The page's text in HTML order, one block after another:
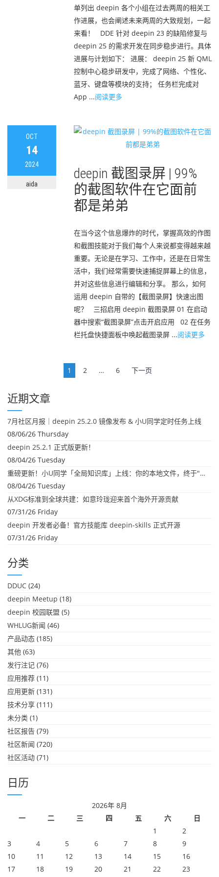
单列出 deepin 各个小组在过去两周的相关工
作进展，也会阐述未来两周的大致规划，一起
来看！ DDE 针对 deepin 23 的缺陷修复与
deepin 25 的需求开发在同步稳步进行。具体
进展与计划如下： 进展： deepin 25 新 QML
控制中心稳步研发中，完成了网络、个性化、
蓝牙、键盘等模块的支持； 任务栏完成对
App ...阅读更多
OCT
14
2024
aida
deepin 截图录屏 | 99%
的截图软件在它面前
都是弟弟
在当今这个信息爆炸的时代，掌握高效的作图
和截图技能对于我们每个人来说都变得越来越
重要。无论是在学习、工作中，还是在日常生
活中，我们经常需要快速捕捉屏幕上的信息，
并对这些信息进行编辑和分享。 那么，如何
运用 deepin 自带的【截图录屏】快速出图
呢？ 三招启用 deepin 截图录屏 01 在启动
器中搜索“截图录屏”点击开启应用 02 在任务
栏托盘快捷面板中唤起截图录屏 ...阅读更多
航
1 2 … 6 下一页
近期文章
7月社区月报｜deepin 25.2.0 镜像发布 & 小U同学定时任务上线
08/06/26 Thursday
deepin 25.2.1 正式版更新！
08/04/26 Tuesday
重磅更新！小U同学「全局知识库」上线：你的本地文件，终于"活"起来了
08/04/26 Tuesday
从XDG标准到全球共建：如意玲珑迎来首个海外开源贡献
07/31/26 Friday
deepin 开发者必备！官方技能库 deepin-skills 正式开源
07/31/26 Friday
分类
DDUC (24)
deepin Meetup (18)
deepin 校园联盟 (5)
WHLUG新闻 (46)
产品动态 (185)
其他 (63)
发行注记 (76)
应用推荐 (11)
应用更新 (131)
技术分享 (111)
未分类 (1)
社区报告 (79)
社区新闻 (720)
社区活动 (71)
日历
2026年 8月
一
二 三 四 五 六
日
1
2
3
4 5 6 7 8
9
10
11 12 13 14 15
16
17
18 19 20 21 22 23